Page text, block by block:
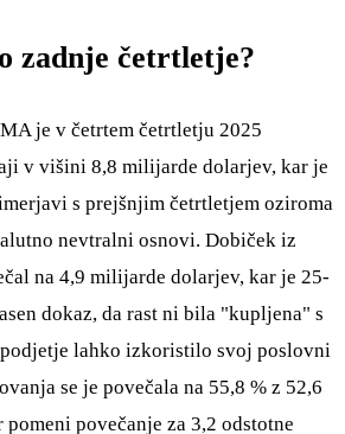
zadnje četrtletje?
je v četrtem četrtletju 2025
v višini 8,8 milijarde dolarjev, kar je
s prejšnjim četrtletjem oziroma
nevtralni osnovi. Dobiček iz
na 4,9 milijarde dolarjev, kar je 25-
dokaz, da rast ni bila "kupljena" s
lahko izkoristilo svoj poslovni
se je povečala na 55,8 % z 52,6
povečanje za 3,2 odstotne